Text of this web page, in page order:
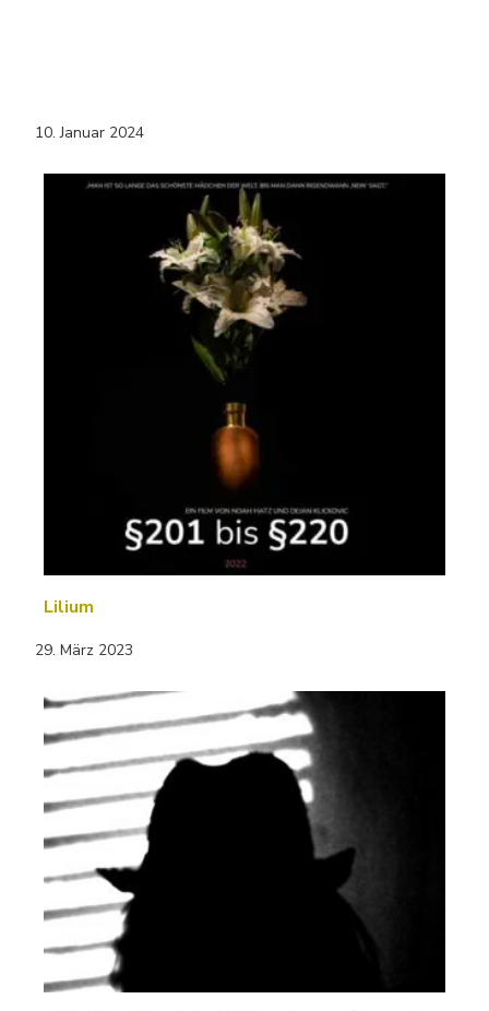
10. Januar 2024
Lilium
29. März 2023